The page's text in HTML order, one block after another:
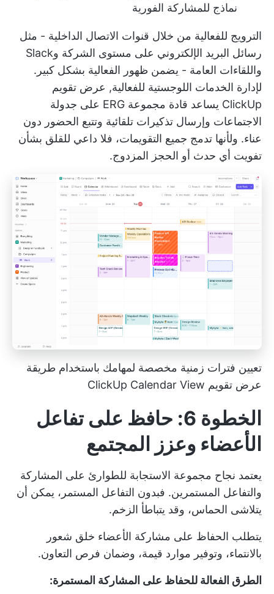
نماذج للمشاركة الفورية
الترويج للفعالية من خلال قنوات الاتصال الداخلية - مثل
رسائل البريد الإلكتروني على مستوى الشركة وSlack
واللقاءات العامة - يضمن ظهور الفعالية بشكل كبير.
لإدارة الخدمات اللوجستية للفعالية, عرض تقويم
ClickUp
يساعد قادة مجموعة ERG على جدولة
الاجتماعات وإرسال تذكيرات تلقائية وتتبع الحضور دون
عناء. ولأنها تدمج جميع التقويمات، فلا داعي للقلق بشأن
تفويت أي حدث أو الحجز المزدوج.
تعيين فترات زمنية مخصصة لمهامك باستخدام طريقة
عرض تقويم ClickUp Calendar View
الخطوة 6: حافظ على تفاعل
الأعضاء وعزز المجتمع
يعتمد نجاح مجموعة الاستجابة للطوارئ على المشاركة
والتفاعل المستمرين. فبدون التفاعل المستمر، يمكن أن
يتلاشى الحماس، وقد يتباطأ الزخم.
يتطلب الحفاظ على مشاركة الأعضاء خلق شعور
بالانتماء، وتوفير موارد قيمة، وضمان فرص التعاون.
الطرق الفعالة للحفاظ على المشاركة المستمرة: